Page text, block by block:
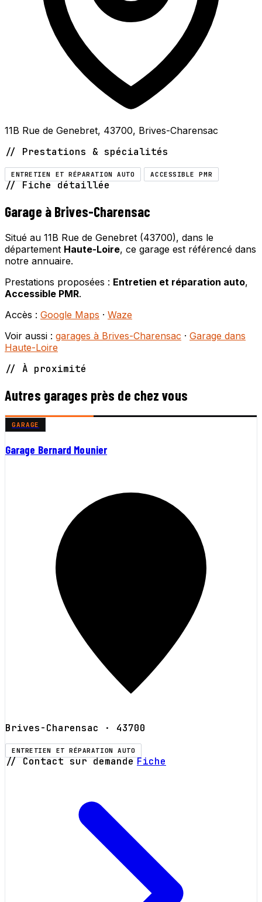
11B Rue de Genebret, 43700, Brives-Charensac
// Prestations & spécialités
ENTRETIEN ET RÉPARATION AUTO ACCESSIBLE PMR
// Fiche détaillée
Garage à Brives-Charensac
Situé au 11B Rue de Genebret (43700), dans le
département Haute-Loire, ce garage est référencé dans
notre annuaire.
Prestations proposées : Entretien et réparation auto,
Accessible PMR.
Accès : Google Maps · Waze
Voir aussi : garages à Brives-Charensac · Garage dans
Haute-Loire
// À proximité
Autres garages près de chez vous
GARAGE
Garage Bernard Mounier
Brives-Charensac · 43700
ENTRETIEN ET RÉPARATION AUTO
// Contact sur demande Fiche